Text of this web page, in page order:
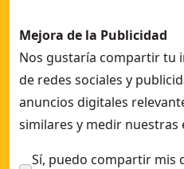
Mejora de la Publicidad
Nos gustaría compartir tu
de redes sociales y
anuncios digitales
similares y medir
Sí, puedo compartir mis